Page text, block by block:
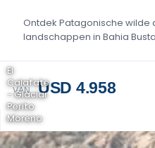
Ontdek Patagonische
landschappen in Bahia
VAN USD 4.958
El
Calafate
- Glaciar
Perito
Moreno